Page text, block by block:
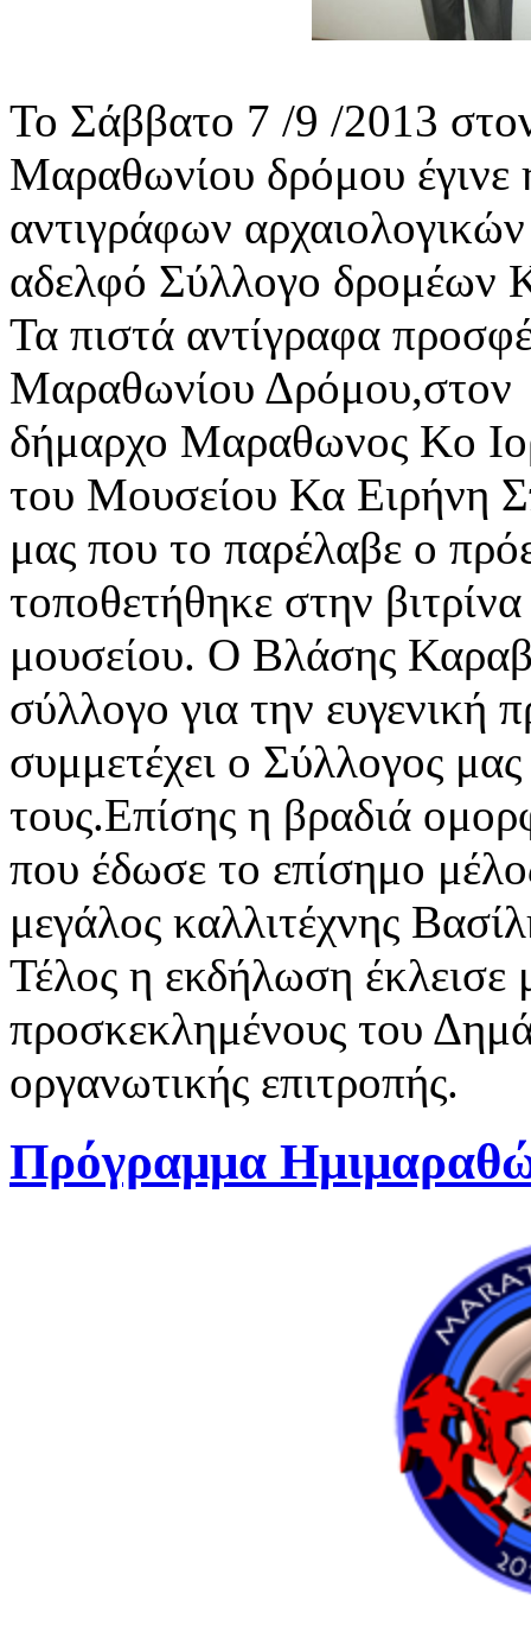
Το Σάββατο 7 /9 /2013
Μαραθωνίου δρόμου έγινε
αντιγράφων
αδελφό Σύλλογο δρομέων
Τα πιστά αντίγραφα
Μαραθωνίου Δρόμου,στον
δήμαρχο Μαραθωνος Κο
του Μουσείου Κα Ειρήνη
μας που το παρέλαβε ο
τοποθετήθηκε στην
μουσείου. Ο Βλάσης
σύλλογο για την ευγενική
συμμετέχει ο Σύλλογος
τους.Επίσης η βραδιά
που έδωσε το επίσημο
μεγάλος καλλιτέχνης
Τέλος η εκδήλωση έκλεισε
προσκεκλημένους του
οργανωτικής επιτροπής.
Πρόγραμμα